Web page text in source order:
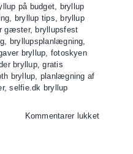
på budget, bryllup
, bryllup tips, bryllup
gæster, bryllupsfest
, bryllupsplanlægning,
bryllup, fotoskyen
bryllup,gratis
bryllup, planlægning af
,selfie.dk bryllup
Kommentarer lukkettil